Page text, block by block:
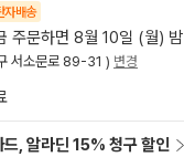
자배송
주문하면 8월 10일 (월) 밤
서소문로 89-31 ) 변경
, 알라딘 15% 청구 할인